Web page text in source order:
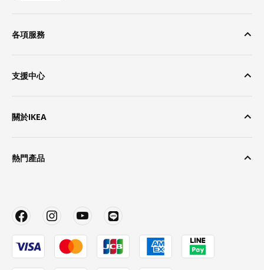
各項服務
支援中心
關於IKEA
熱門產品